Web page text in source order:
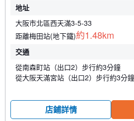
地址
大阪市北區西天滿3-5-33
距離梅田站(地下鐵)約1.48km
交通
從南森町站（出口2）步行約3分鐘
從大阪天滿宮站（出口2）步行約3分鐘
店鋪詳情